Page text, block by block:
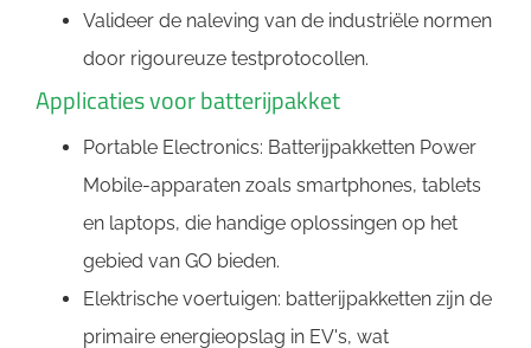
Valideer de naleving van de industriële normen
door rigoureuze testprotocollen.
Applicaties voor batterijpakket
Portable Electronics: Batterijpakketten Power
Mobile-apparaten zoals smartphones, tablets
en laptops, die handige oplossingen op het
gebied van GO bieden.
Elektrische voertuigen: batterijpakketten zijn de
primaire energieopslag in EV's, wat